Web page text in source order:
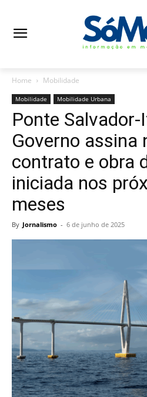
Home Mobilidade
Mobilidade Mobilidade Urbana
Ponte
Governo assina
contrato e obra
iniciada nos
meses
By Jornalismo - 6 de junho de 2025